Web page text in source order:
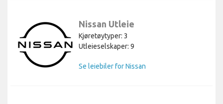
Nissan Utleie
Kjøretøytyper: 3
Utleieselskaper: 9
Se leiebiler for Nissan